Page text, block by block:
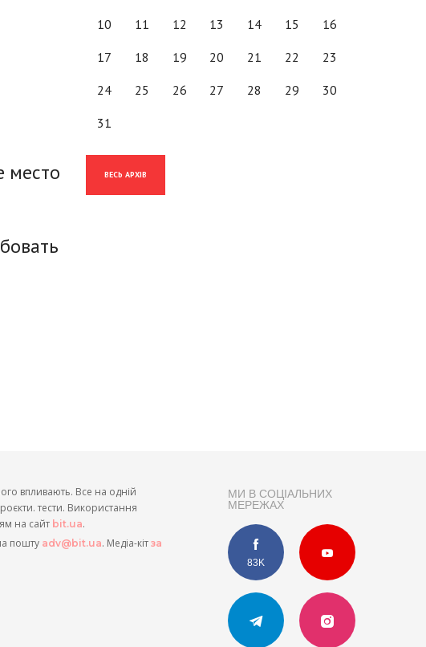
место
10 11 12 13 14 15 16
17 18 19 20 21 22 23
24 25 26 27 28 29 30
31
ВЕСЬ АРХІВ
МИ В СОЦІАЛЬНИХ
МЕРЕЖАХ
83K
впливають. Все на одній
тести. Використання
на сайт bit.ua.
пошту adv@bit.ua. Медіа-кіт за